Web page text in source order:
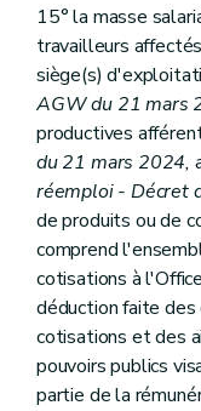
15° la masse
travailleurs
siège(s)
AGW du 21 mars
productives
du 21 mars 2024,
réemploi - Décret
de produits ou de
comprend
cotisations à
déduction faite des
cotisations et des
pouvoirs publics
partie de la